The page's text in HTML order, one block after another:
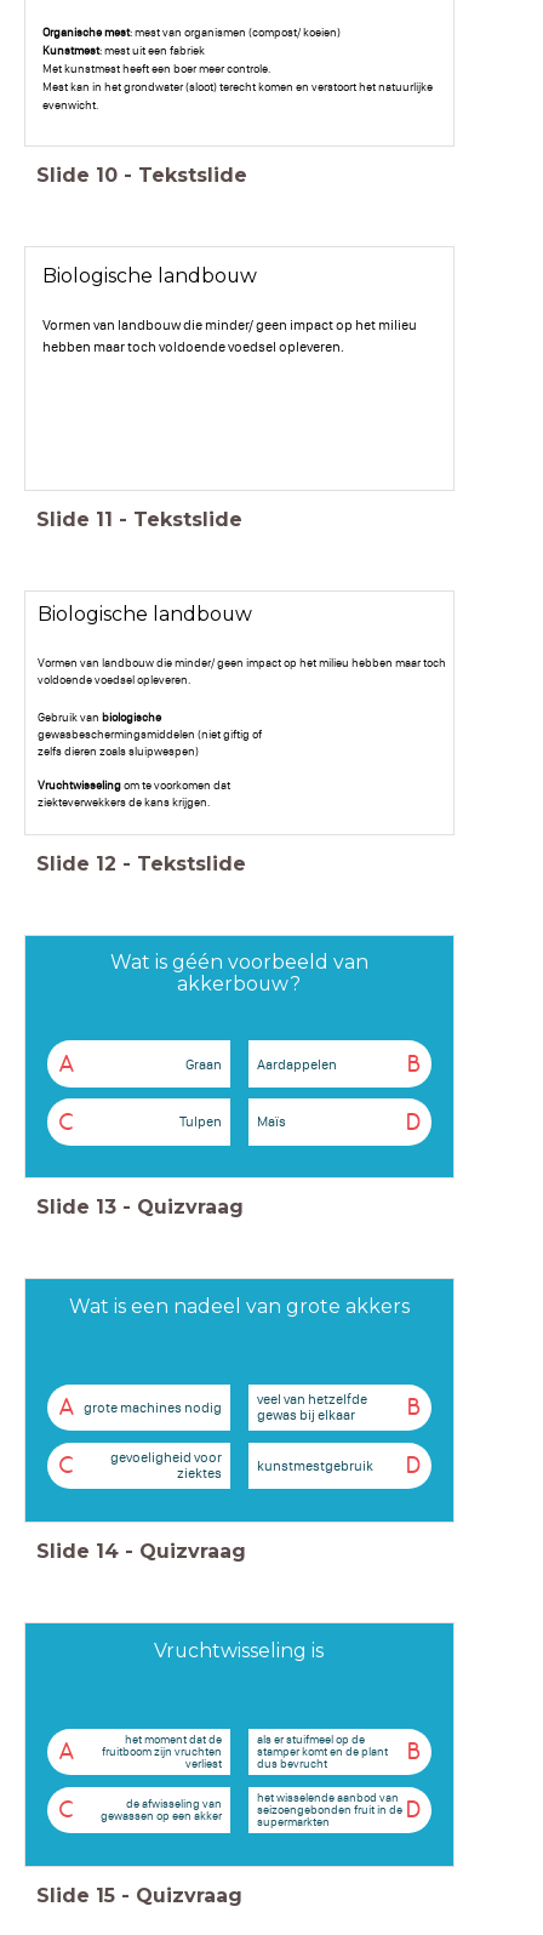
Organische mest: mest van organismen (compost/ koeien)
Kunstmest: mest uit een fabriek
Met kunstmest heeft een boer meer controle.
Mest kan in het grondwater (sloot) terecht komen en verstoort het natuurlijke
evenwicht.
Slide 10 - Tekstslide
Biologische landbouw
Vormen van landbouw die minder/ geen impact op het milieu
hebben maar toch voldoende voedsel opleveren.
Slide 11 - Tekstslide
Gebruik vanbiologische
gewasbeschermingsmiddelen (niet giftig of
zelfs dieren zoals sluipwespen)
Vruchtwisselingom te voorkomen dat
ziekteverwekkers de kans krijgen.
Vormen van landbouw die minder/ geen impact op het milieu hebben maar toch
voldoende voedsel opleveren.
Biologische landbouw
Slide 12 - Tekstslide
Wat is géén voorbeeld van
akkerbouw?
A Graan B
Aardappelen
C Tulpen D
Maïs
Slide 13 - Quizvraag
Wat is een nadeel van grote akkers
A grote machines nodig B
veel van hetzelfde
gewas bij elkaar
C
gevoeligheid voor
ziektes
D
kunstmestgebruik
Slide 14 - Quizvraag
Vruchtwisseling is
A
het moment dat de
fruitboom zijn vruchten
verliest
B
als er stuifmeel op de
stamper komt en de plant
dus bevrucht
C
de afwisseling van
gewassen op een akker
D
het wisselende aanbod van
seizoengebonden fruit in de
supermarkten
Slide 15 - Quizvraag